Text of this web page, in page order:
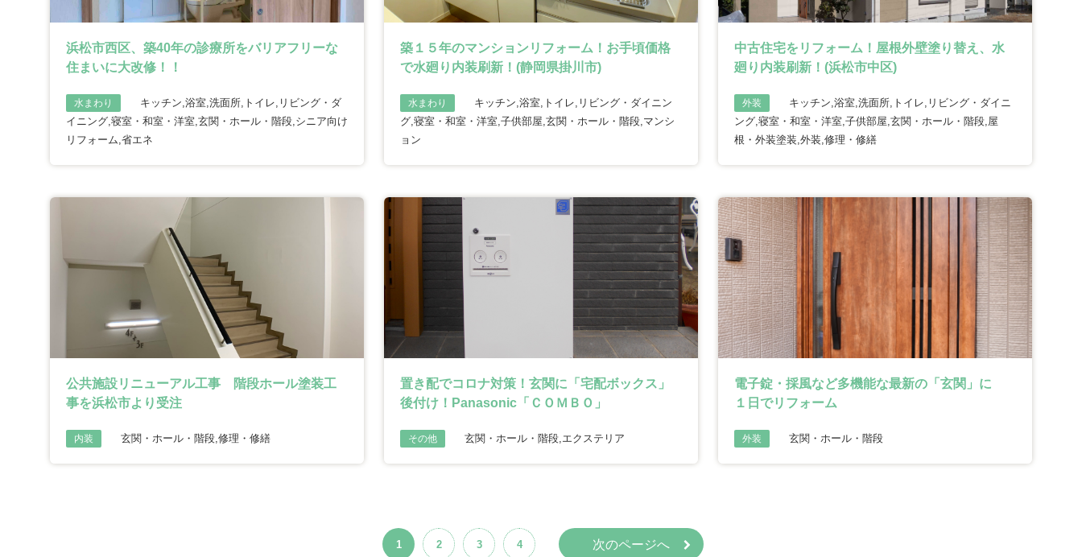
浜松市西区、築40年の診療所をバリアフリーな
住まいに大改修！！
水まわり
キッチン,浴室,洗面所,トイレ,リビング・ダ
イニング,寝室・和室・洋室,玄関・ホール・階段,シニア向け
リフォーム,省エネ
築１５年のマンションリフォーム！お手頃価格
で水廻り内装刷新！(静岡県掛川市)
水まわり
キッチン,浴室,トイレ,リビング・ダイニン
グ,寝室・和室・洋室,子供部屋,玄関・ホール・階段,マンシ
ョン
中古住宅をリフォーム！屋根外壁塗り替え、水
廻り内装刷新！(浜松市中区)
外装
キッチン,浴室,洗面所,トイレ,リビング・ダイニ
ング,寝室・和室・洋室,子供部屋,玄関・ホール・階段,屋
根・外装塗装,外装,修理・修繕
公共施設リニューアル工事 階段ホール塗装工
事を浜松市より受注
内装 玄関・ホール・階段,修理・修繕
置き配でコロナ対策！玄関に「宅配ボックス」
後付け！Panasonic「ＣＯＭＢＯ」
その他 玄関・ホール・階段,エクステリア
電子錠・採風など多機能な最新の「玄関」に
１日でリフォーム
外装 玄関・ホール・階段
1 2 3 4 次のページへ